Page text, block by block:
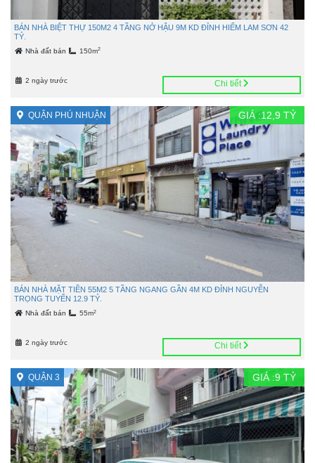
BÁN NHÀ BIỆT THỰ 150M2 4 TẦNG NỞ HẬU 9M KD ĐỈNH HIẾM LAM SƠN 42
TỶ.
Nhà đất bán 150m2
2 ngày trước Chi tiết
QUẬN PHÚ NHUẬN GIÁ :12,9 TỶ
BÁN NHÀ MẶT TIỀN 55M2 5 TẦNG NGANG GẦN 4M KD ĐỈNH NGUYỄN
TRỌNG TUYỂN 12.9 TỶ.
Nhà đất bán 55m2
2 ngày trước Chi tiết
QUẬN 3 GIÁ :9 TỶ